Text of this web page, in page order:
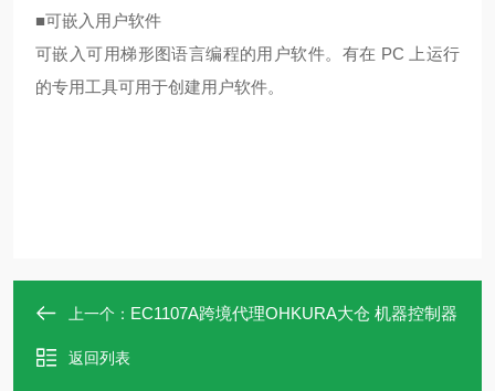
■可嵌入用户软件
可嵌入可用梯形图语言编程的用户软件。有在 PC 上运行
的专用工具可用于创建用户软件。
上一个： EC1107A跨境代理OHKURA大仓 机器控制器
返回列表